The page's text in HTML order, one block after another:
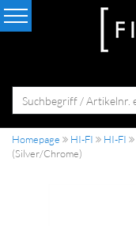
Homepage HI-FI HI-FI
(Silver/Chrome)